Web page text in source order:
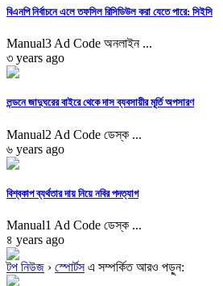
বিএনপি নির্বাচনে এলে তফসিল রিসিডিউল করা যেতে পারে: সিইসি
Manual3 Ad Code অনলাইন ...
৩ years ago
লন্ডনে জাদুঘরের বাইরে থেকে দাস ব্যবসায়ীর মূর্তি অপসারণ
Manual2 Ad Code ডেস্ক ...
৬ years ago
বিশ্বকাপ ব্যর্থতার দায় নিয়ে নবির পদত্যাগ
Manual1 Ad Code ডেস্ক ...
৪ years ago
টপ নিউজ › স্পোর্টসএ সম্পর্কিত আরও পড়ুন: